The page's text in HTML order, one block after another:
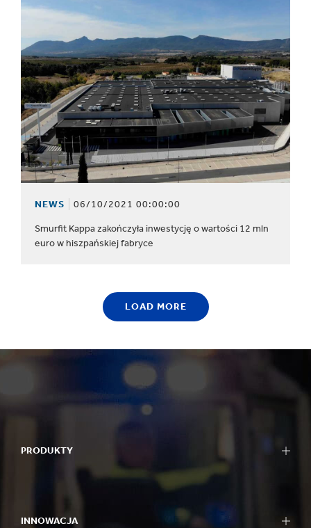
NEWS 06/10/2021 00:00:00
Smurfit Kappa zakończyła inwestycję o wartości 12 mln
euro w hiszpańskiej fabryce
LOAD MORE
PRODUKTY
INNOWACJA